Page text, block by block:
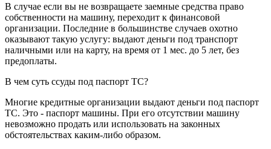
В случае если вы не возвращаете заемные средства право
собственности на машину, переходит к финансовой
организации. Последние в большинстве случаев охотно
оказывают такую услугу: выдают деньги под транспорт
наличными или на карту, на время от 1 мес. до 5 лет, без
предоплаты.
В чем суть ссуды под паспорт ТС?
Многие кредитные организации выдают деньги под паспорт
ТС. Это - паспорт машины. При его отсутствии машину
невозможно продать или использовать на законных
обстоятельствах каким-либо образом.